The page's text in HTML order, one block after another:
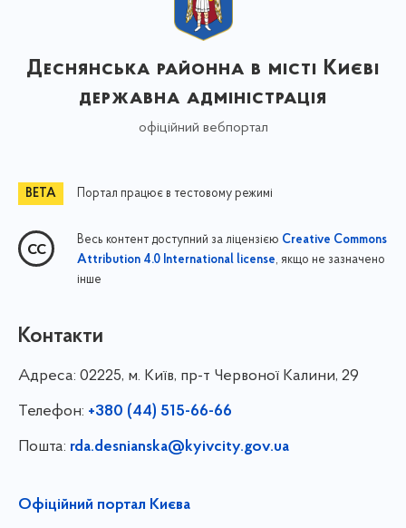
Деснянська районна в місті Києві
державна адміністрація
офіційний вебпортал
Портал працює в тестовому режимі
Весь контент доступний за ліцензією Creative Commons
Attribution 4.0 International license, якщо не зазначено
інше
Контакти
Адреса: 02225, м. Київ, пр-т Червоної Калини, 29
Телефон: +380 (44) 515-66-66
Пошта: rda.desnianska@kyivcity.gov.ua
Офіційний портал Києва